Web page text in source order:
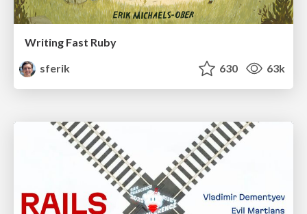
Writing Fast Ruby
sferik
630 63k